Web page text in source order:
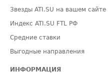
Звезды ATI.SU на вашем сайте
Индекс ATI.SU FTL РФ
Средние ставки
Выгодные направления
ИНФОРМАЦИЯ